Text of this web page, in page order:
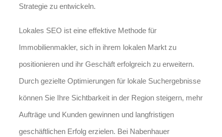
Strategie zu entwickeln.
Lokales SEO ist eine effektive Methode für
Immobilienmakler, sich in ihrem lokalen Markt zu
positionieren und ihr Geschäft erfolgreich zu erweitern.
Durch gezielte Optimierungen für lokale Suchergebnisse
können Sie Ihre Sichtbarkeit in der Region steigern, mehr
Aufträge und Kunden gewinnen und langfristigen
geschäftlichen Erfolg erzielen. Bei Nabenhauer